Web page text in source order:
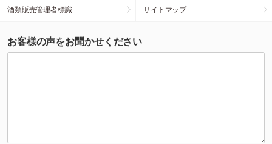
酒類販売管理者標識 サイトマップ
お客様の声をお聞かせください